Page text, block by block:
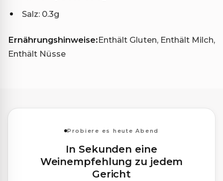
Salz: 0.3g
Ernährungshinweise:Enthält Gluten, Enthält Milch,
Enthält Nüsse
Probiere es heute Abend
In Sekunden eine
Weinempfehlung zu jedem
Gericht